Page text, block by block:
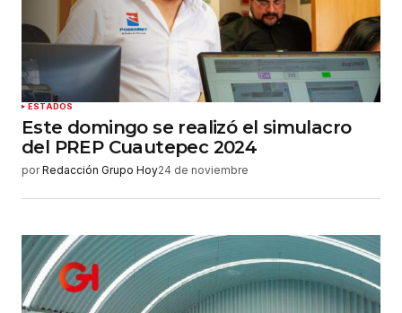
Guardar mi nombre, correo electrónico y sitio
web en este navegador para la próxima vez que
haga un comentario.
Enviar comentario
ESTADOS
Este domingo se realizó el simulacro
del PREP Cuautepec 2024
por Redacción Grupo Hoy24 de noviembre